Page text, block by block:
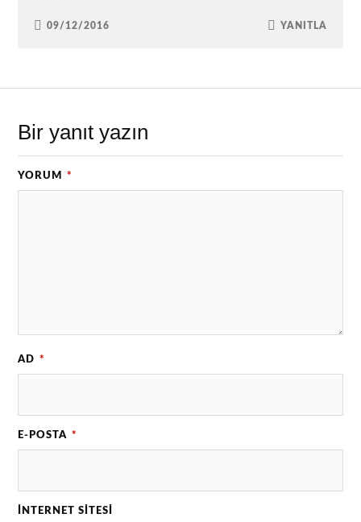
09/12/2016 YANITLA
Bir yanıt yazın
YORUM *
AD *
E-POSTA *
İNTERNET SITESI